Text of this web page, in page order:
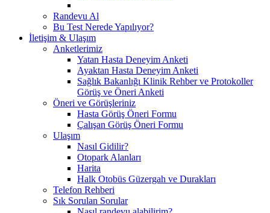
Randevu Al
Bu Test Nerede Yapılıyor?
İletişim & Ulaşım
Anketlerimiz
Yatan Hasta Deneyim Anketi
Ayaktan Hasta Deneyim Anketi
Sağlık Bakanlığı Klinik Rehber ve Protokoller
Görüş ve Öneri Anketi
Öneri ve Görüşleriniz
Hasta Görüş Öneri Formu
Çalışan Görüş Öneri Formu
Ulaşım
Nasıl Gidilir?
Otopark Alanları
Harita
Halk Otobüs Güzergah ve Durakları
Telefon Rehberi
Sık Sorulan Sorular